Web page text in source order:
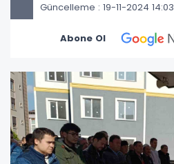
Güncelleme : 19-11-2024 14:03
Abone Ol